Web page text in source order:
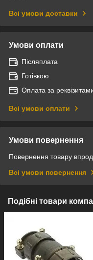
Всі умови доставки
Умови оплати
Післяплата
Готівкою
Оплата за
Всі умови оплати
Умови повернення
Повернення товару
Всі умови повернення
Подібні товари